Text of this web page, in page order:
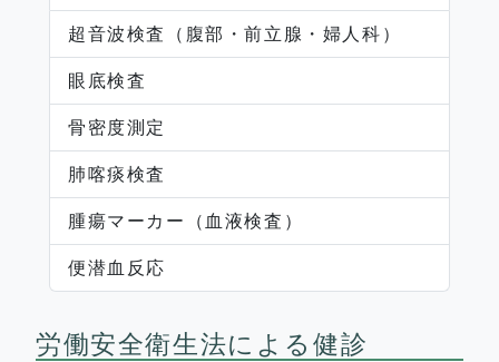
超音波検査（腹部・前立腺・婦人科）
眼底検査
骨密度測定
肺喀痰検査
腫瘍マーカー（血液検査）
便潜血反応
労働安全衛生法による健診